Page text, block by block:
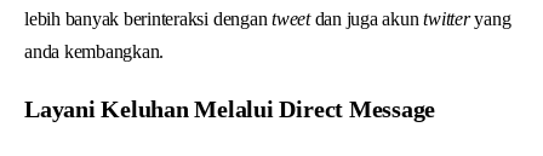
lebih banyak berinteraksi dengantweetdan juga akun twitteryang
anda kembangkan.
Layani Keluhan Melalui Direct Message